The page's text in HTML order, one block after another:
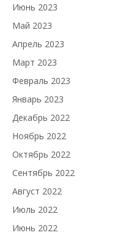
Июнь 2023
Май 2023
Апрель 2023
Март 2023
Февраль 2023
Январь 2023
Декабрь 2022
Ноябрь 2022
Октябрь 2022
Сентябрь 2022
Август 2022
Июль 2022
Июнь 2022